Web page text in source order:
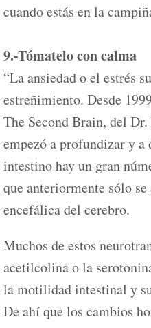
cuando estás en la
9.-Tómatelo con calma
“La ansiedad o el estrés
estreñimiento. Desde
The Second Brain, del
empezó a profundizar y a
intestino hay un gran
que anteriormente sólo
encefálica del cerebro.
Muchos de estos
acetilcolina o la
la motilidad intestinal y
De ahí que los cambios